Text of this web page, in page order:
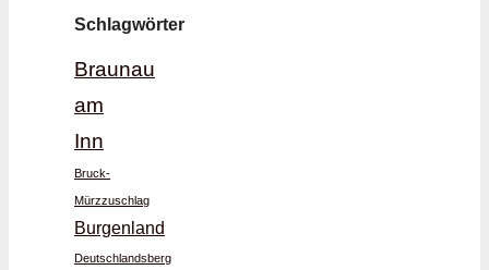
Schlagwörter
Braunau
am
Inn
Bruck-
Mürzzuschlag
Burgenland
Deutschlandsberg